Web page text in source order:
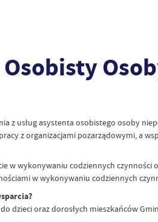
z usług asystenta osobistego osoby
z organizacjami pozarządowymi, a
w wykonywaniu codziennych czynności
w wykonywaniu codziennych
dzieci oraz dorosłych mieszkańców